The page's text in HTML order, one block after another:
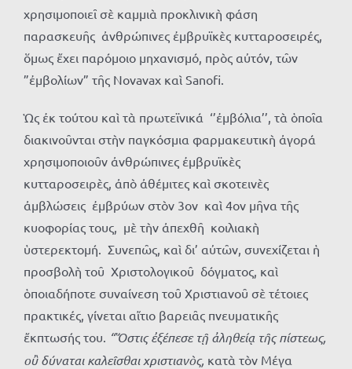
χρησιμοποιεῖ σὲ καμμιὰ προκλινικὴ φάση
παρασκευῆς ἀνθρώπινες ἐμβρυϊκὲς κυτταροσειρές,
ὅμως ἔχει παρόμοιο μηχανισμό, πρὸς αὐτόν, τῶν
”ἐμβολίων” τῆς Novavax καὶ Sanofi.
Ὡς ἐκ τούτου καὶ τὰ πρωτεϊνικά ‘’ἐμβόλια’’, τὰ ὁποῖα
διακινοῦνται στὴν παγκόσμια φαρμακευτικὴ ἀγορά
χρησιμοποιοῦν ἀνθρώπινες ἐμβρυϊκὲς
κυτταροσειρὲς, ἀπὸ ἀθέμιτες καὶ σκοτεινὲς
ἀμβλώσεις ἐμβρύων στὸν 3ον καὶ 4ον μῆνα τῆς
κυοφορίας τους, μὲ τὴν ἀπεχθῆ κοιλιακὴ
ὑστερεκτομή. Συνεπῶς, καὶ δι’ αὐτῶν, συνεχίζεται ἡ
προσβολὴ τοῦ Χριστολογικοῦ δόγματος, καὶ
ὁποιαδήποτε συναίνεση τοῦ Χριστιανοῦ σὲ τέτοιες
πρακτικές, γίνεται αἴτιο βαρειᾶς πνευματικῆς
ἔκπτωσής του. “Ὅστις ἐξέπεσε τῇ ἀληθείᾳ τῆς πίστεως,
οὒ δύναται καλεῖσθαι χριστιανὸς, κατὰ τὸν Μέγα